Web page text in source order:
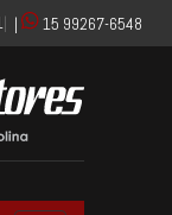
| | 15 99267-6548